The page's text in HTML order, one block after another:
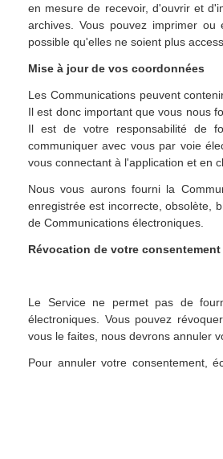
en mesure de recevoir, d'ouvrir et
archives. Vous pouvez imprimer
possible qu'elles ne soient plus
Mise à jour de vos coordonnées
Les Communications peuvent
Il est donc important que vous nous
Il est de votre responsabilité de
communiquer avec vous par voie
vous connectant à l'application et en
Nous vous aurons fourni la
enregistrée est incorrecte, obsolète,
de Communications électroniques.
Révocation de votre consentement
Le Service ne permet pas de
électroniques. Vous pouvez
vous le faites, nous devrons annuler
Pour annuler votre consentement,